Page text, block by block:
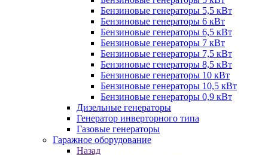
Бензиновые генераторы 5,5 кВт
Бензиновые генераторы 6 кВт
Бензиновые генераторы 6,5 кВт
Бензиновые генераторы 7 кВт
Бензиновые генераторы 7,5 кВт
Бензиновые генераторы 8,5 кВт
Бензиновые генераторы 10 кВт
Бензиновые генераторы 10,5 кВт
Бензиновые генераторы 0,9 кВт
Дизельные генераторы
Генератор инверторного типа
Газовые генераторы
Гаражное оборудование
Назад